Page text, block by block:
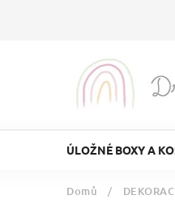
ÚLOŽNÉ BOXY A
Domů /